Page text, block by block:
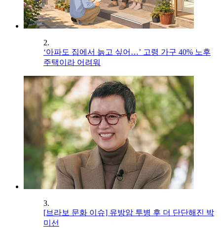
2.
‘아파도 집에서 늙고 싶어…’ 고령 가구 40% 노후
주택이라 어려워
3.
[브라보 문화 이슈] 유방암 투병 후 더 단단해진 박
미선